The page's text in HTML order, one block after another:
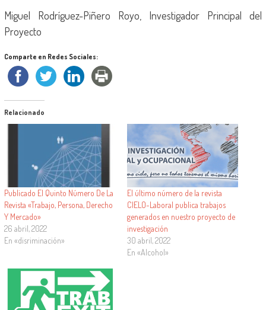
Miguel Rodríguez-Piñero Royo, Investigador Principal del
Proyecto
Comparte en Redes Sociales:
Relacionado
Publicado El Quinto Número De La
Revista «Trabajo, Persona, Derecho
Y Mercado»
26 abril, 2022
En «disriminación»
El último número de la revista
CIELO-Laboral publica trabajos
generados en nuestro proyecto de
investigación
30 abril, 2022
En «Alcohol»